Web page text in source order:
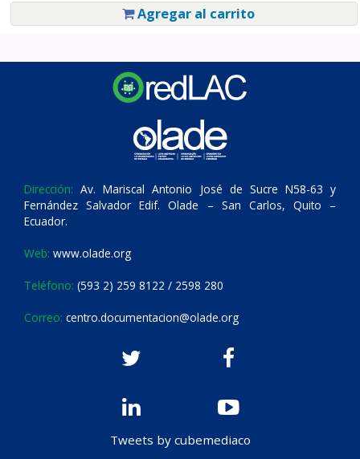
Agregar al carrito
Dirección: Av. Mariscal Antonio José de Sucre N58-63 y
Fernández Salvador Edif. Olade – San Carlos, Quito –
Ecuador.
Web: www.olade.org
Teléfono: (593 2) 259 8122 / 2598 280
Correo: centro.documentacion@olade.org
Tweets by cubemediaco